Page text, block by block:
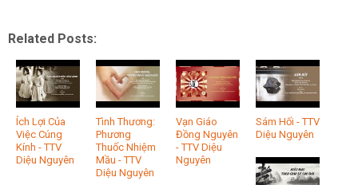
Related Posts:
Ích Lợi Của
Việc Cúng
Kính - TTV
Diệu Nguyên
Tình Thương:
Phương
Thuốc Nhiệm
Mầu - TTV
Diệu Nguyên
Vạn Giáo
Đồng Nguyên
- TTV Diệu
Nguyên
Sám Hối - TTV
Diệu Nguyên